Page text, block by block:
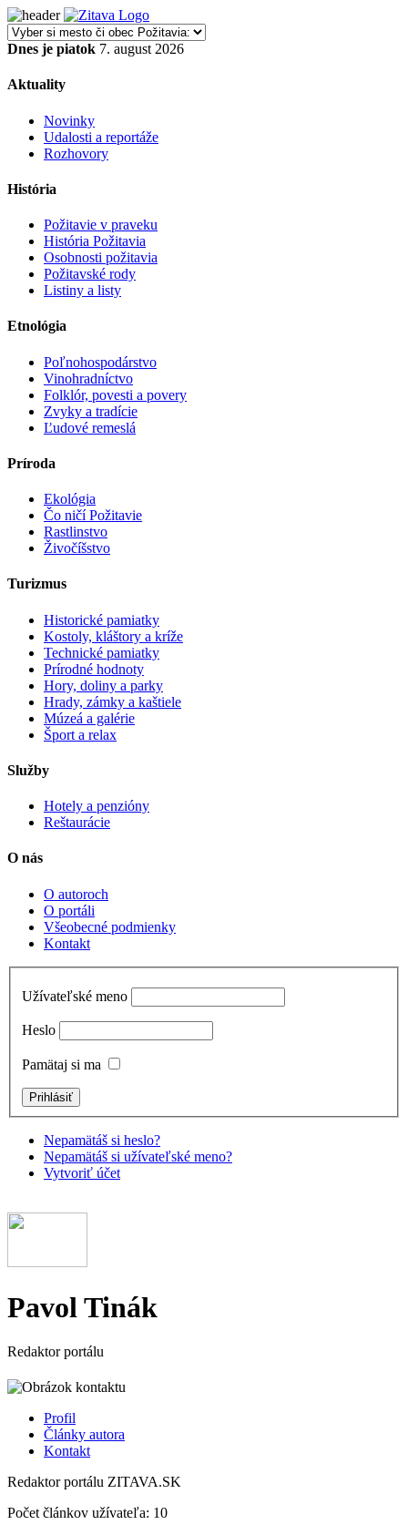
Dnes je piatok 7. august 2026
Aktuality
Novinky
Udalosti a reportáže
Rozhovory
História
Požitavie v praveku
História Požitavia
Osobnosti požitavia
Požitavské rody
Listiny a listy
Etnológia
Poľnohospodárstvo
Vinohradníctvo
Folklór, povesti a povery
Zvyky a tradície
Ľudové remeslá
Príroda
Ekológia
Čo ničí Požitavie
Rastlinstvo
Živočíšstvo
Turizmus
Historické pamiatky
Kostoly, kláštory a kríže
Technické pamiatky
Prírodné hodnoty
Hory, doliny a parky
Hrady, zámky a kaštiele
Múzeá a galérie
Šport a relax
Služby
Hotely a penzióny
Reštaurácie
O nás
O autoroch
O portáli
Všeobecné podmienky
Kontakt
Užívateľské meno
Heslo
Pamätaj si ma
Nepamätáš si heslo?
Nepamätáš si užívateľské meno?
Vytvoriť účet
Pavol Tinák
Redaktor portálu
Profil
Články autora
Kontakt
Redaktor portálu ZITAVA.SK
Počet článkov užívateľa: 10